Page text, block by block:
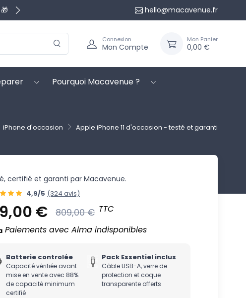
hello@macavenue.fr
Connexion
Mon Compte
Mon Panier
0,00 €
Pourquoi Macavenue ?
iPhone d'occasion Apple iPhone 11 d'occasion - testé et garanti
certifié et garanti par Macavenue.
4,9/5 (324 avis)
€ 809,00 € TTC
Paiements avec Alma indisponibles
Batterie controlée
Capacité vérifiée avant
mise en vente avec 88%
de capacité minimum
certifié
Pack Essentiel inclus
Câble USB-A, verre de
protection et coque
transparente offerts